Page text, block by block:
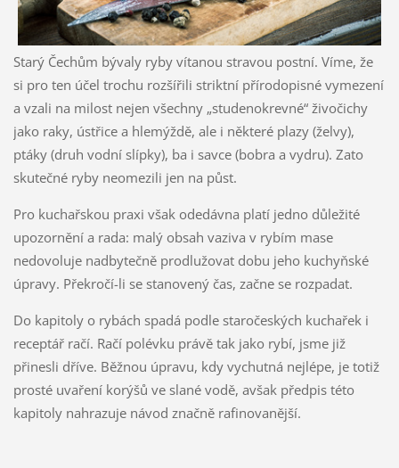
Starý Čechům bývaly ryby vítanou stravou postní. Víme, že
si pro ten účel trochu rozšířili striktní přírodopisné vymezení
a vzali na milost nejen všechny „studenokrevné“ živočichy
jako raky, ústřice a hlemýždě, ale i některé plazy (želvy),
ptáky (druh vodní slípky), ba i savce (bobra a vydru). Zato
skutečné ryby neomezili jen na půst.
Pro kuchařskou praxi však odedávna platí jedno důležité
upozornění a rada: malý obsah vaziva v rybím mase
nedovoluje nadbytečně prodlužovat dobu jeho kuchyňské
úpravy. Překročí-li se stanovený čas, začne se rozpadat.
Do kapitoly o rybách spadá podle staročeských kuchařek i
receptář račí. Račí polévku právě tak jako rybí, jsme již
přinesli dříve. Běžnou úpravu, kdy vychutná nejlépe, je totiž
prosté uvaření korýšů ve slané vodě, avšak předpis této
kapitoly nahrazuje návod značně rafinovanější.